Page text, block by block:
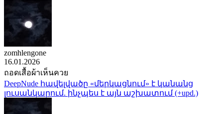
zomhlengone
16.01.2026
ถอดเสื้อผ้าเห็นควย
DeepNude հավելվածը «մերկացնում» է կանանց
լուսանկարում. ինչպես է այն աշխատում (+upd.)